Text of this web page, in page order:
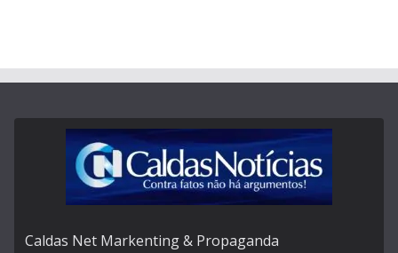
Caldas Net Markenting & Propaganda